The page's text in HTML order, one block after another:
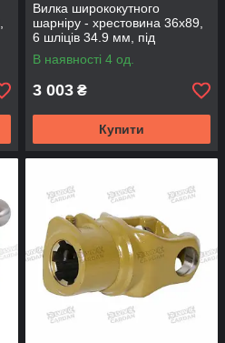
Вилка ширококутного
шарніру - хрестовина 36х89,
6 шліців 34.9 мм, під
WAJCY3236 (YWAJ3689-6-B)
В наявності 4 од.
3 003 ₴
Купити